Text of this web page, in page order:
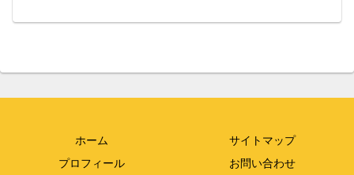
ホーム
サイトマップ
プロフィール
お問い合わせ